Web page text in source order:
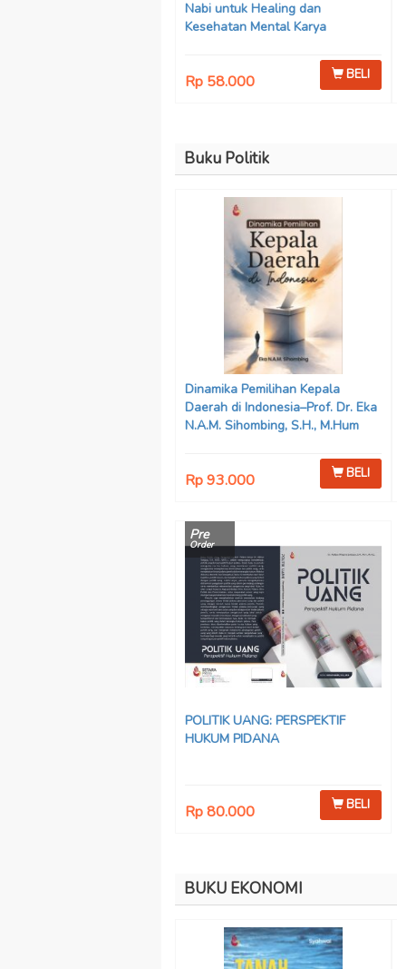
Nabi untuk Healing dan
Kesehatan Mental Karya
Ilham Ramadhan, Lu’lu’atus
Saniyya Fadhila, Avanda Chintya
Rp 58.000 BELI
Buku Politik
Dinamika Pemilihan Kepala
Daerah di Indonesia–Prof. Dr. Eka
N.A.M. Sihombing, S.H., M.Hum
Rp 93.000 BELI
Pre
Order
POLITIK UANG: PERSPEKTIF
HUKUM PIDANA
Rp 80.000 BELI
BUKU EKONOMI